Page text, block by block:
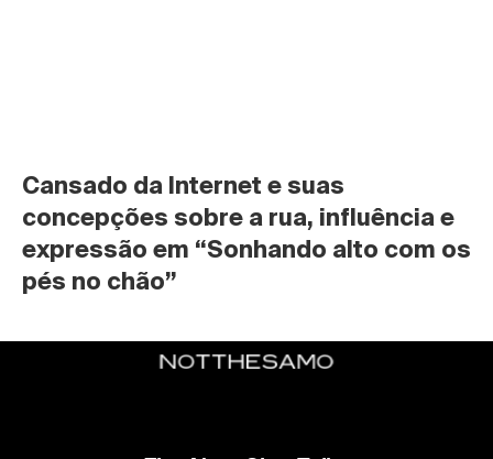
Cansado da Internet e suas
concepções sobre a rua, influência e
expressão em “Sonhando alto com os
pés no chão”